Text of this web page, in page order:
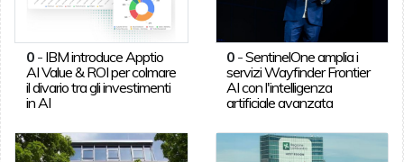
0- IBM introduce Apptio
AI Value & ROI per colmare
il divario tra gli investimenti
in AI
0 -SentinelOne amplia i
servizi Wayfinder Frontier
AI con l'intelligenza
artificiale avanzata